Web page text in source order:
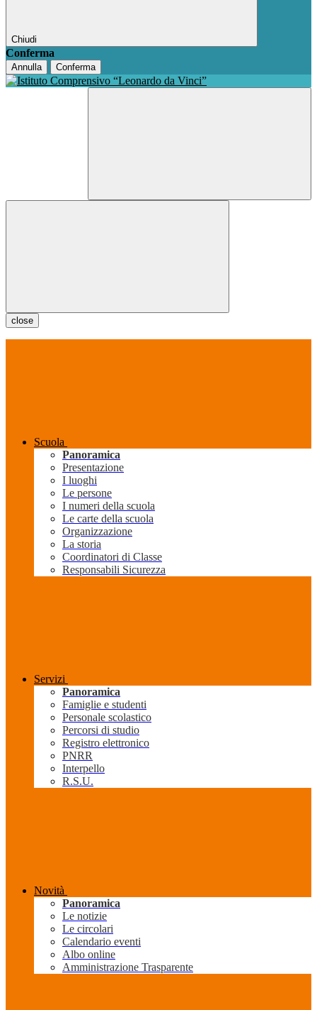
Chiudi
Conferma
Annulla Conferma
close
Scuola
Panoramica
Presentazione
I luoghi
Le persone
I numeri della scuola
Le carte della scuola
Organizzazione
La storia
Coordinatori di Classe
Responsabili Sicurezza
Servizi
Panoramica
Famiglie e studenti
Personale scolastico
Percorsi di studio
Registro elettronico
PNRR
Interpello
R.S.U.
Novità
Panoramica
Le notizie
Le circolari
Calendario eventi
Albo online
Amministrazione Trasparente